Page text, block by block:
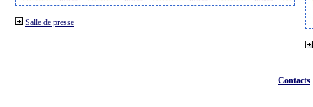
Salle de presse
Contacts